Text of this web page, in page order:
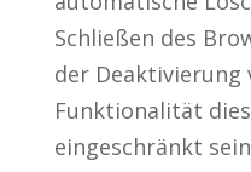
Schließen des
der Deaktivierung
Funktionalität
eingeschränkt